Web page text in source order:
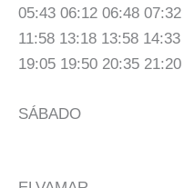
05:43 06:12 06:48
11:58 13:18 13:58
19:05 19:50 20:35
SÁBADO